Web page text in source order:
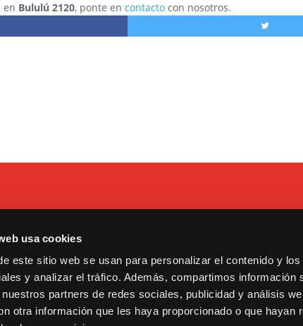
usa cookies
este sitio web se usan para personalizar el contenido y
y analizar el tráfico. Además, compartimos información
partners de redes sociales, publicidad y análisis
otra información que les haya proporcionado o que hayan
en Bululú 2120, ponte encontactocon nosotros.
C/ Tarragona, 17. Madrid.
913600193.
bululu@bululu2120.com
Cookies
Copyright